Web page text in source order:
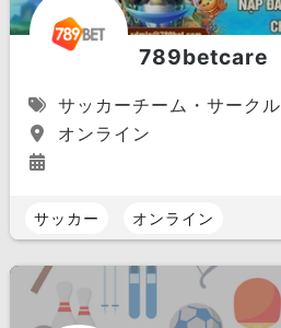
789betcare
サッカーチーム・サークル
オンライン
サッカー オンライン